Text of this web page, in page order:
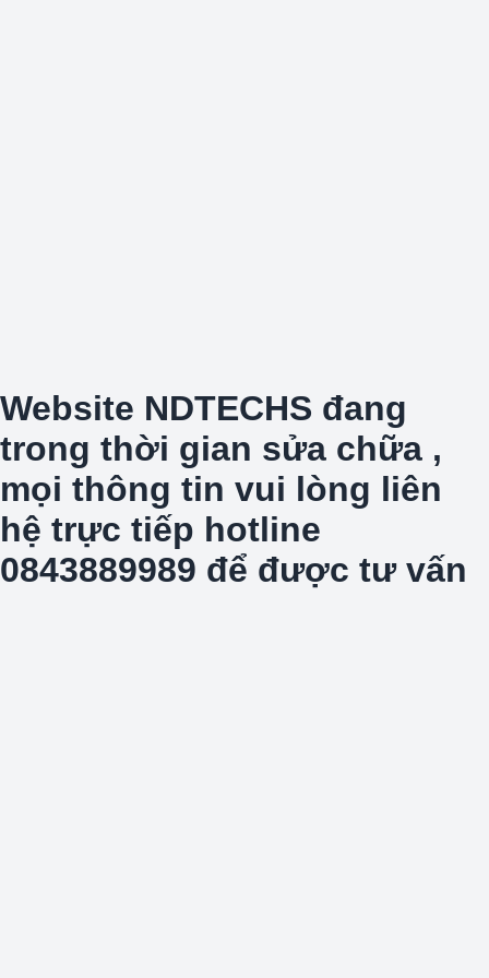
Website NDTECHS đang
trong thời gian sửa chữa ,
mọi thông tin vui lòng liên
hệ trực tiếp hotline
0843889989 để được tư vấn